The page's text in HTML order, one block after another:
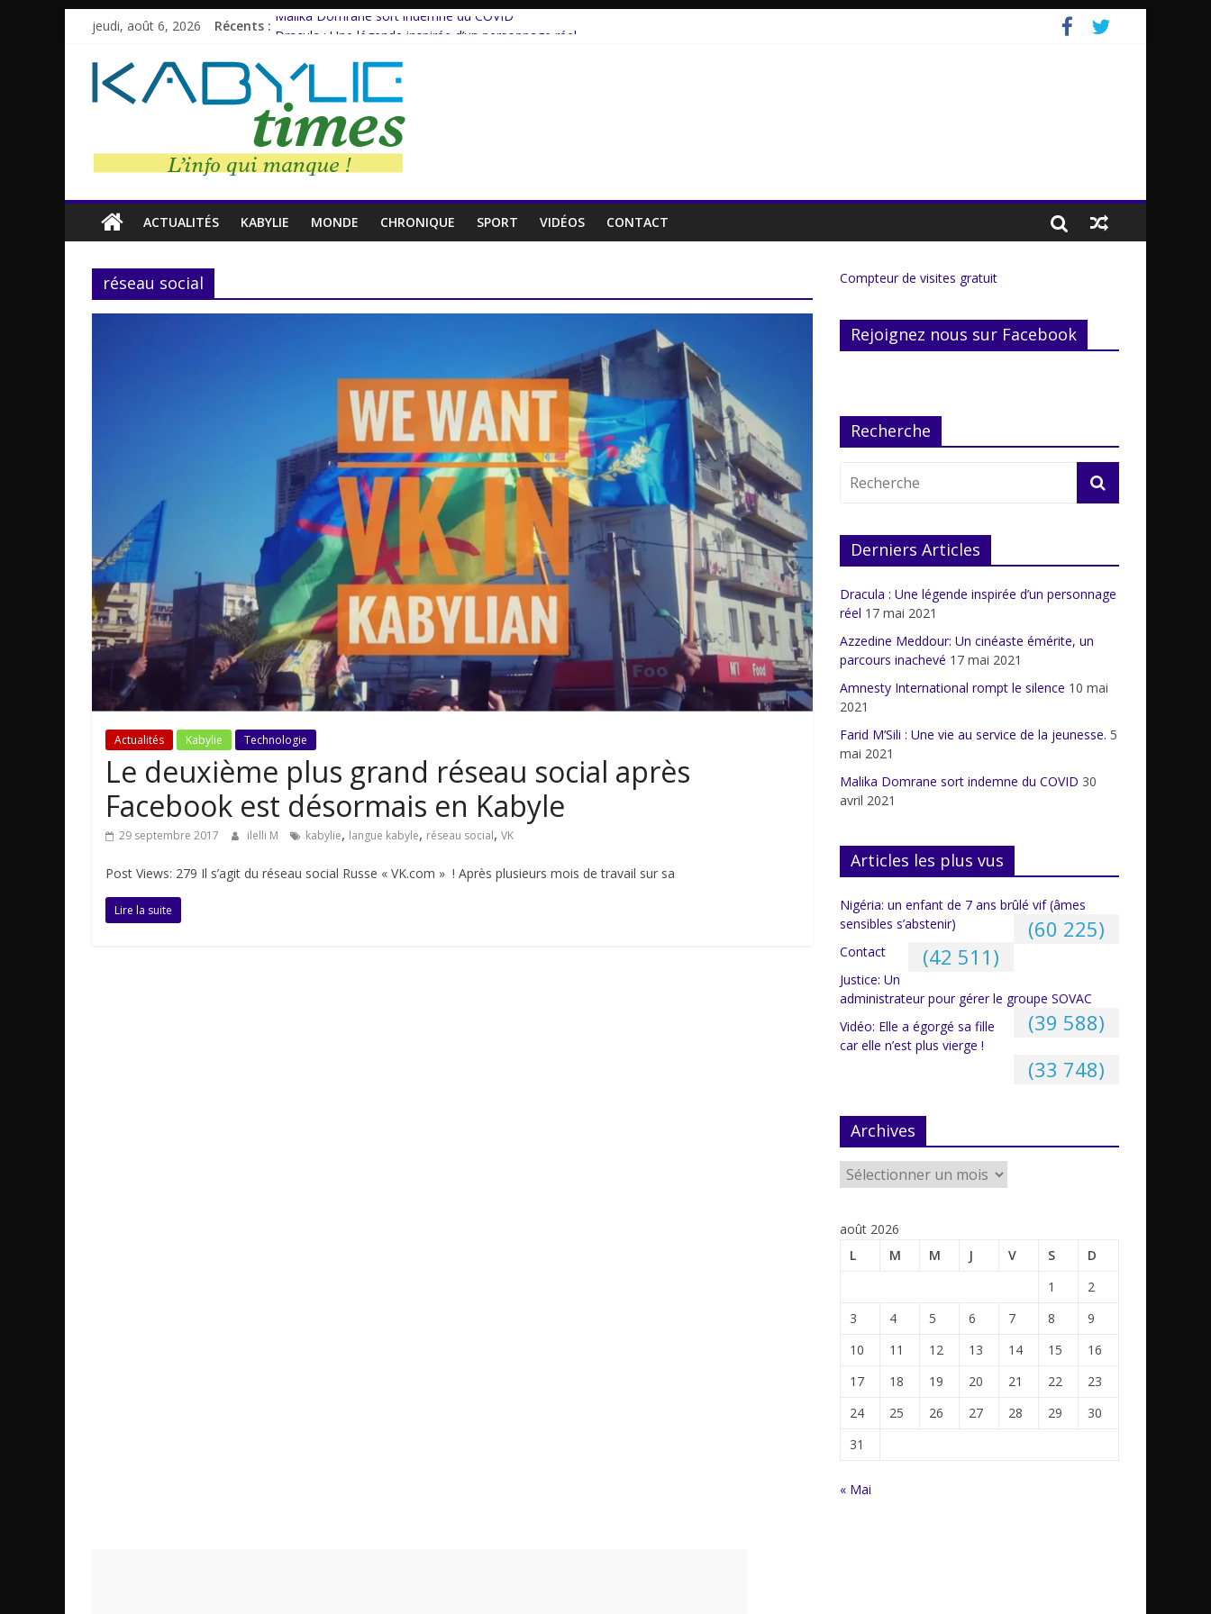
jeudi, août 6, 2026 Récents : Malika Domrane sort indemne du COVID
Azzedine Meddour: Un cinéaste émérite, un parcours inachevé
Amnesty International rompt le silence
Farid M’Sili : Une vie au service de la jeunesse.
ACTUALITÉS KABYLIE MONDE CHRONIQUE SPORT VIDÉOS CONTACT
réseau social
Actualités Kabylie Technologie
Le deuxième plus grand réseau social après
Facebook est désormais en Kabyle
29 septembre 2017 ilelli M kabylie, langue kabyle, réseau social, VK
Post Views: 279 Il s’agit du réseau social Russe « VK.com » ! Après plusieurs mois de travail sur sa
Lire la suite
Compteur de visites gratuit
Rejoignez nous sur Facebook
Recherche
Derniers Articles
Dracula : Une légende inspirée d’un personnage
réel 17 mai 2021
Azzedine Meddour: Un cinéaste émérite, un
parcours inachevé 17 mai 2021
Amnesty International rompt le silence 10 mai
2021
Farid M’Sili : Une vie au service de la jeunesse. 5
mai 2021
Malika Domrane sort indemne du COVID 30
avril 2021
Articles les plus vus
Nigéria: un enfant de 7 ans brûlé vif (âmes
sensibles s’abstenir)
(60 225)
Contact (42 511)
Justice: Un
administrateur pour gérer le groupe SOVAC
(39 588)
Vidéo: Elle a égorgé sa fille
car elle n’est plus vierge !
(33 748)
Archives
août 2026
L
M M J V S
D
1
2
3
4 5 6 7 8
9
10
11 12 13 14 15
16
17
18 19 20 21 22
23
24
25 26 27 28 29
30
31
« Mai